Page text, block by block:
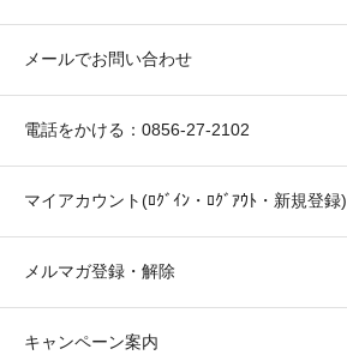
メールでお問い合わせ
電話をかける：0856-27-2102
マイアカウント(ﾛｸﾞｲﾝ・ﾛｸﾞｱｳﾄ・新規登録)
メルマガ登録・解除
キャンペーン案内